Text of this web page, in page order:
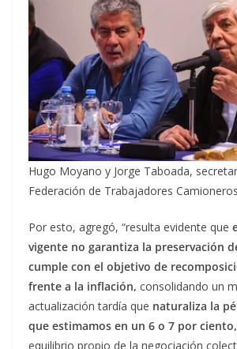
Hugo Moyano y Jorge Taboada,
Federación de Trabajadores Camioneros
Por esto, agregó, “resulta evidente que
vigente no garantiza la preservación
cumple con el objetivo de
frente a la inflación, consolidando un
actualización tardía que naturaliza la
que estimamos en un 6 o 7 por ciento,
equilibrio propio de la negociación